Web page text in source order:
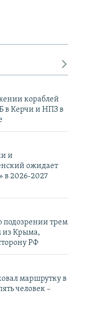
кораблей
в Керчи и НПЗ в
и
ожидает
в 2026-2027
подозрении трем
из Крыма,
РФ
маршрутку в
человек –